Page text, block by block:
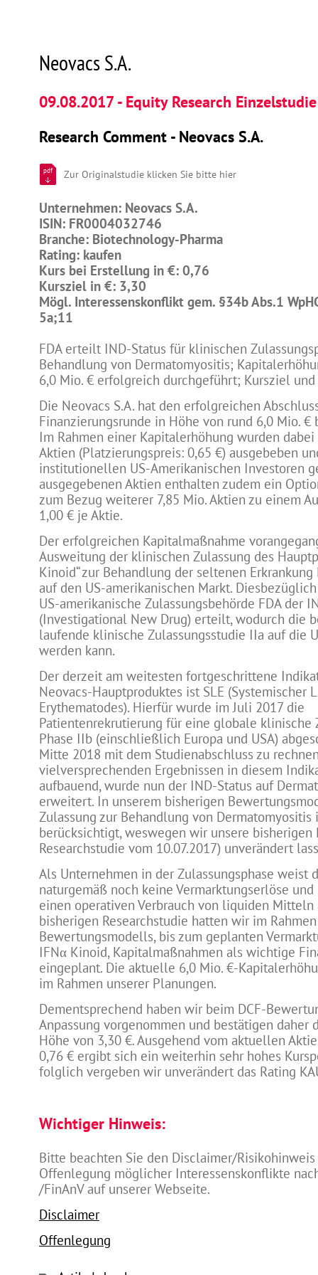
Neovacs S.A.
09.08.2017 - Equity Research
Research Comment - Neovacs S.A.
pdf Zur Originalstudie klicken Sie bitte hier
Unternehmen: Neovacs S.A.
ISIN: FR0004032746
Branche: Biotechnology-Pharma
Rating: kaufen
Kurs bei Erstellung in €: 0,76
Kursziel in €: 3,30
Mögl. Interessenskonflikt gem. §34b Abs.1
5a;11
FDA erteilt IND-Status für klinischen
Behandlung von Dermatomyositis;
6,0 Mio. € erfolgreich durchgeführt; Kursziel
Die Neovacs S.A. hat den erfolgreichen
Finanzierungsrunde in Höhe von rund 6,0 Mio. €
Im Rahmen einer Kapitalerhöhung wurden
Aktien (Platzierungspreis: 0,65 €) ausgebeben
institutionellen US-Amerikanischen Investoren
ausgegebenen Aktien enthalten zudem ein
zum Bezug weiterer 7,85 Mio. Aktien zu einem
1,00 € je Aktie.
Der erfolgreichen Kapitalmaßnahme
Ausweitung der klinischen Zulassung des
Kinoid“ zur Behandlung der seltenen
auf den US-amerikanischen Markt.
US-amerikanische Zulassungsbehörde FDA der
(Investigational New Drug) erteilt, wodurch die
laufende klinische Zulassungsstudie IIa auf die
werden kann.
Der derzeit am weitesten fortgeschrittene
Neovacs-Hauptproduktes ist SLE (Systemischer
Erythematodes). Hierfür wurde im Juli 2017 die
Patientenrekrutierung für eine globale klinische
Phase IIb (einschließlich Europa und USA)
Mitte 2018 mit dem Studienabschluss zu
vielversprechenden Ergebnissen in diesem
aufbauend, wurde nun der IND-Status auf
erweitert. In unserem bisherigen
Zulassung zur Behandlung von Dermatomyositis
berücksichtigt, weswegen wir unsere bisherigen
Researchstudie vom 10.07.2017) unverändert
Als Unternehmen in der Zulassungsphase weist
naturgemäß noch keine Vermarktungserlöse
einen operativen Verbrauch von liquiden Mitteln
bisherigen Researchstudie hatten wir im
Bewertungsmodells, bis zum geplanten
IFNα Kinoid, Kapitalmaßnahmen als wichtige
eingeplant. Die aktuelle 6,0 Mio. €-
im Rahmen unserer Planungen.
Dementsprechend haben wir beim DCF-
Anpassung vorgenommen und bestätigen daher
Höhe von 3,30 €. Ausgehend vom aktuellen
0,76 € ergibt sich ein weiterhin sehr hohes
folglich vergeben wir unverändert das Rating
Wichtiger Hinweis:
Bitte beachten Sie den Disclaimer/
Offenlegung möglicher Interessenskonflikte
/FinAnV auf unserer Webseite.
Disclaimer
Offenlegung